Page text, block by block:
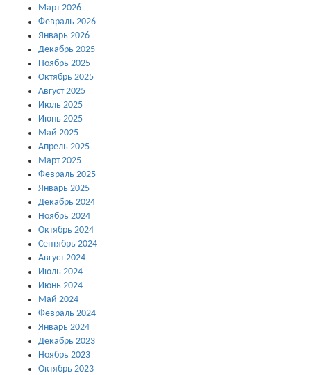
Март 2026
Февраль 2026
Январь 2026
Декабрь 2025
Ноябрь 2025
Октябрь 2025
Август 2025
Июль 2025
Июнь 2025
Май 2025
Апрель 2025
Март 2025
Февраль 2025
Январь 2025
Декабрь 2024
Ноябрь 2024
Октябрь 2024
Сентябрь 2024
Август 2024
Июль 2024
Июнь 2024
Май 2024
Февраль 2024
Январь 2024
Декабрь 2023
Ноябрь 2023
Октябрь 2023